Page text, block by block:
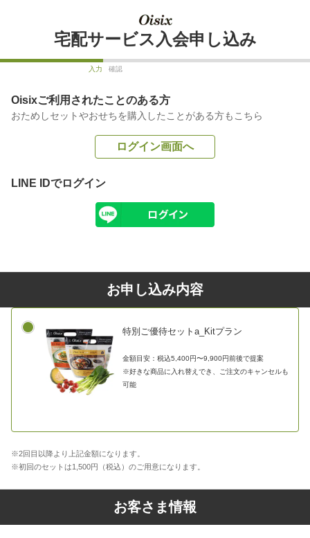
宅配サービス入会申し込み
入力 確認
Oisixご利用されたことのある方
おためしセットやおせちを購入したことがある方もこちら
ログイン画面へ
LINE IDでログイン
お申し込み内容
特別ご優待セットa_Kitプラン
金額目安：税込5,400円〜9,900円前後で提案
※好きな商品に入れ替えでき、ご注文のキャンセルも
可能
※2回目以降より上記金額になります。
※初回のセットは1,500円（税込）のご用意になります。
お客さま情報